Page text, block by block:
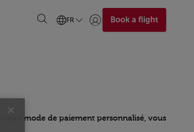
FR Se connecter | S’inscrire)
Book a flight
mode de paiement personnalisé, vous